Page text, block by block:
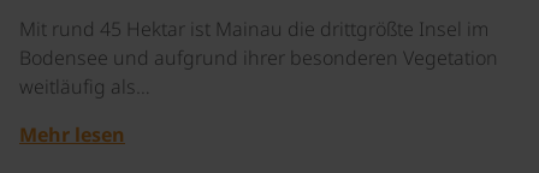
Mit rund 45 Hektar ist Mainau die drittgrößte Insel im
Bodensee und aufgrund ihrer besonderen Vegetation
weitläufig als…
Mehr lesen